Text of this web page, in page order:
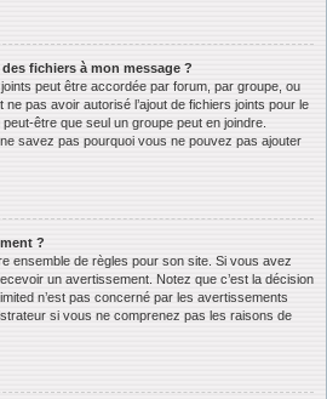
fichiers à mon message ?
peut être accordée par forum, par groupe, ou
ne pas avoir autorisé l’ajout de fichiers joints pour le
être que seul un groupe peut en joindre.
savez pas pourquoi vous ne pouvez pas ajouter
?
ensemble de règles pour son site. Si vous avez
un avertissement. Notez que c’est la décision
n’est pas concerné par les avertissements
si vous ne comprenez pas les raisons de